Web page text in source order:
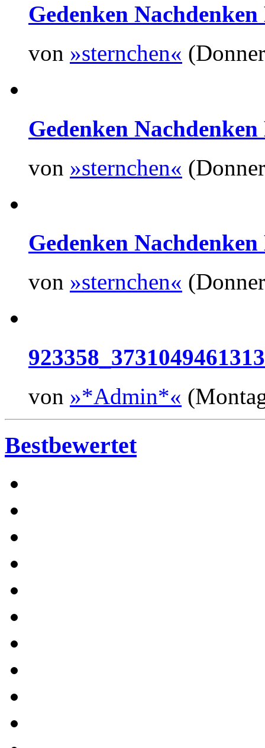
Gedenken
von »sternchen«
Gedenken
von »sternchen«
Gedenken
von »sternchen«
von »*Admin*«
Bestbewertet